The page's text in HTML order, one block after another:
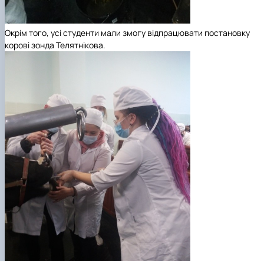
Окрім того, усі студенти мали змогу відпрацювати постановку
корові зонда Телятнікова.